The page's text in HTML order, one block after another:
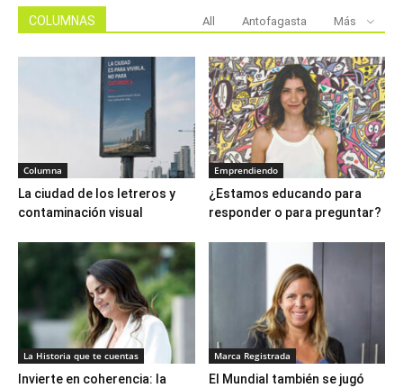
COLUMNAS All Antofagasta Más
Columna
La ciudad de los letreros y
contaminación visual
Emprendiendo
¿Estamos educando para
responder o para preguntar?
La Historia que te cuentas
Invierte en coherencia: la
Marca Registrada
El Mundial también se jugó